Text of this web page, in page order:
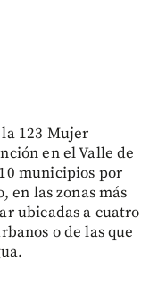
123 Mujer
en el Valle de
municipios por
en las zonas más
ubicadas a cuatro
o de las que